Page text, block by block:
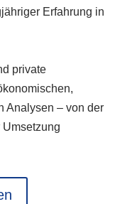
Erfahrung in
private
Analysen – von der